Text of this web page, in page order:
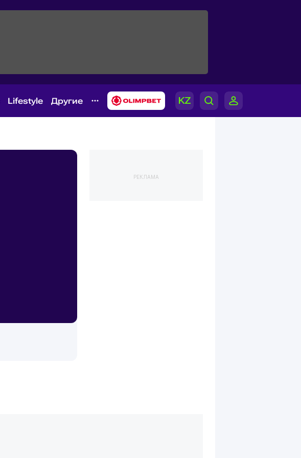
Lifestyle Другие
РЕКЛАМА